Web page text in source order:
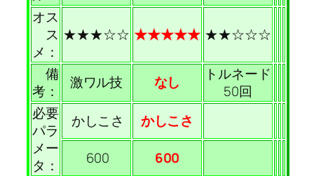
オス
ス
メ：
★★★☆☆ ★★★★★ ★★☆☆☆
備
考：
激ワル技 なし
トルネード
50回
必要
パラ
メー
タ：
かしこさ かしこさ
600 600